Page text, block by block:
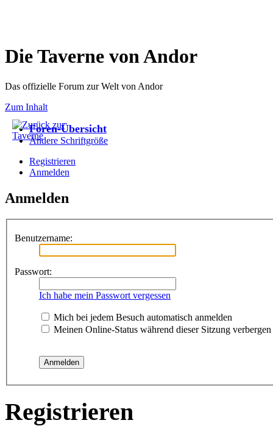
Die Taverne von Andor
Das offizielle Forum zur Welt von Andor
Zum Inhalt
Foren-Übersicht
Ändere Schriftgröße
Registrieren
Anmelden
Anmelden
Benutzername:
Passwort:
Ich habe mein Passwort vergessen
Mich bei jedem Besuch automatisch anmelden
Meinen Online-Status während dieser Sitzung verbergen
Registrieren